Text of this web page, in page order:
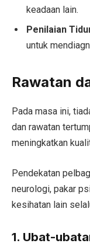
keadaan lain.
Penilaian
untuk
Rawatan
Pada masa ini,
dan rawatan
meningkatkan
Pendekatan
neurologi, pakar
kesihatan lain
1. Ubat-